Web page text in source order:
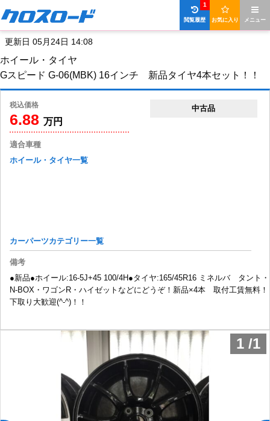
メニュー
お気に入り
閲覧履歴
1
更新日 05月24日 14:08
ホイール・タイヤ
Gスピード G-06(MBK) 16インチ 新品タイヤ4本セット！！
税込価格
6.88 万円
中古品
適合車種
ホイール・タイヤ一覧
カーパーツカテゴリー一覧
備考
●新品●ホイール:16-5J+45 100/4H●タイヤ:165/45R16 ミネルバ タント・
N-BOX・ワゴンR・ハイゼットなどにどうぞ！新品×4本 取付工賃無料！
下取り大歓迎(^-^)！！
1 /1